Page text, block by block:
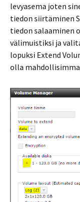
levyasema joten
tiedon siirtäminen
tiedon salaaminen
välimuistiksi ja
lopuksi Extend
olla